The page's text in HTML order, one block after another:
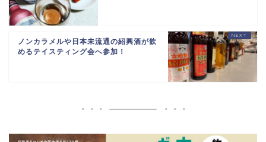
ノンカラメルや日本未流通の紹興酒が飲
めるテイスティング会へ参加！